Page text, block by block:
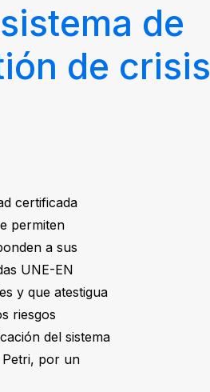
de
de crisis
certificada
permiten
a sus
UNE-EN
y que atestigua
riesgos
del sistema
Petri, por un